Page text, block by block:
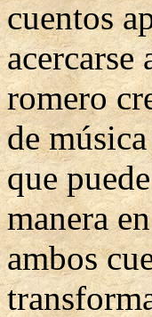
cuentos
romero
de
que
manera
ambos